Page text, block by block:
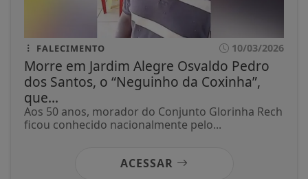
FALECIMENTO 10/03/2026
Morre em Jardim Alegre Osvaldo Pedro
dos Santos, o “Neguinho da Coxinha”,
que...
Aos 50 anos, morador do Conjunto Glorinha Rech
ficou conhecido nacionalmente pelo...
ACESSAR